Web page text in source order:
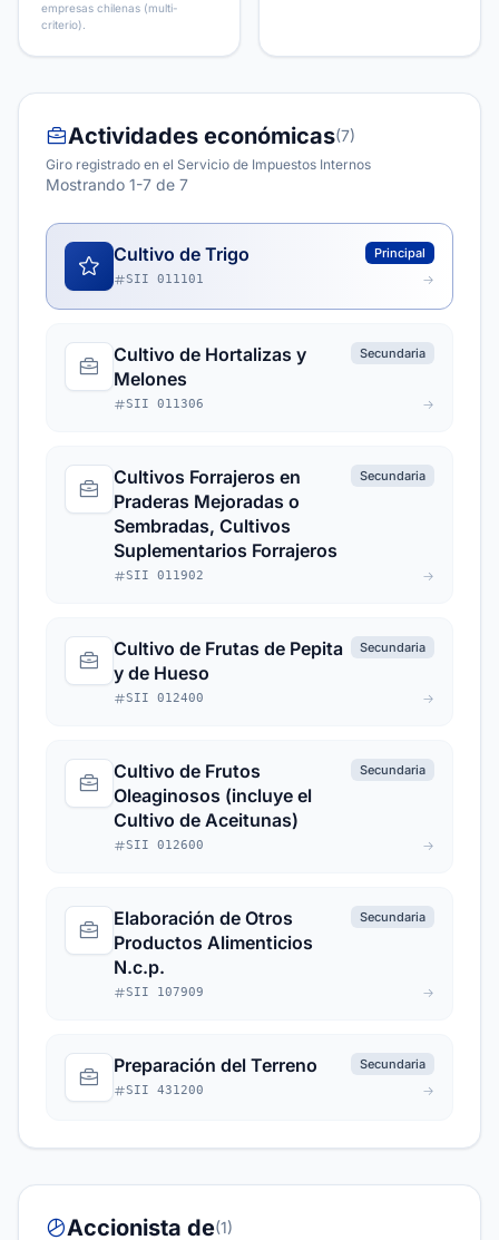
empresas chilenas (multi-
criterio).
Actividades económicas(7)
Giro registrado en el Servicio de Impuestos Internos
Mostrando 1-7 de 7
Cultivo de Trigo Principal
SII 011101
Cultivo de Hortalizas y
Melones
Secundaria
SII 011306
Cultivos Forrajeros en
Praderas Mejoradas o
Sembradas, Cultivos
Suplementarios Forrajeros
Secundaria
SII 011902
Cultivo de Frutas de Pepita
y de Hueso
Secundaria
SII 012400
Cultivo de Frutos
Oleaginosos (incluye el
Cultivo de Aceitunas)
Secundaria
SII 012600
Elaboración de Otros
Productos Alimenticios
N.c.p.
Secundaria
SII 107909
Preparación del Terreno Secundaria
SII 431200
Accionista de(1)